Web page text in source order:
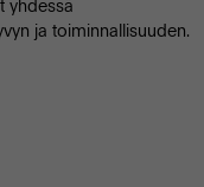
yhdessä
ja toiminnallisuuden.